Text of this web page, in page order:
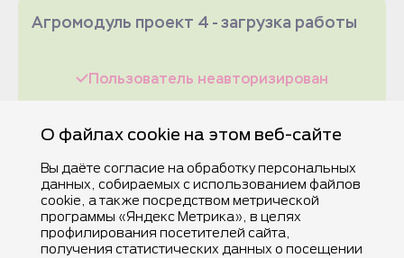
Агромодуль проект 4 - загрузка работы
Пользователь неавторизирован
О файлах cookie на этом веб-сайте
Вы даёте согласие на обработку персональных
данных, собираемых с использованием файлов
cookie, а также посредством метрической
программы «Яндекс Метрика», в целях
профилирования посетителей сайта,
получения статистических данных о посещении